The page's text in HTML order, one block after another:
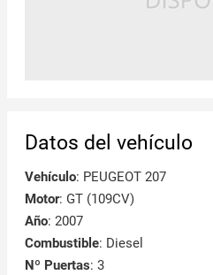
Datos del vehículo
Vehículo: PEUGEOT 207
Motor: GT (109CV)
Año: 2007
Combustible: Diesel
Nº Puertas: 3